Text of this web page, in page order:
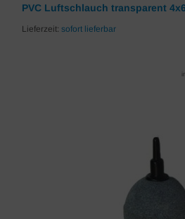
PVC Luftschlauch transparent
Lieferzeit: sofort lieferbar